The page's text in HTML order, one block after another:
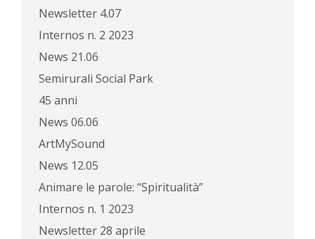
Newsletter 4.07
Internos n. 2 2023
News 21.06
Semirurali Social Park
45 anni
News 06.06
ArtMySound
News 12.05
Animare le parole: “Spiritualità”
Internos n. 1 2023
Newsletter 28 aprile